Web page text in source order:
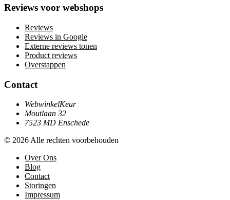
Reviews voor webshops
Reviews
Reviews in Google
Externe reviews tonen
Product reviews
Overstappen
Contact
WebwinkelKeur
Moutlaan 32
7523 MD Enschede
© 2026 Alle rechten voorbehouden
Over Ons
Blog
Contact
Storingen
Impressum